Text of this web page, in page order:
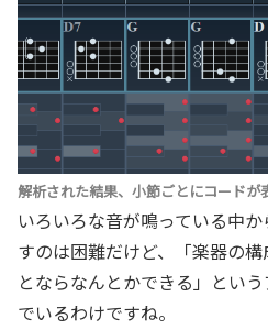
解析された結果、小節ごとにコードが
いろいろな音が鳴っている中
すのは困難だけど、「楽器の
とならなんとかできる」とい
でいるわけですね。